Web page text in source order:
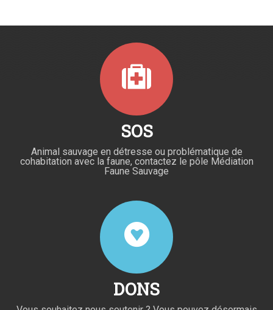
SOS
Animal sauvage en détresse ou problématique de
cohabitation avec la faune, contactez le pôle Médiation
Faune Sauvage
DONS